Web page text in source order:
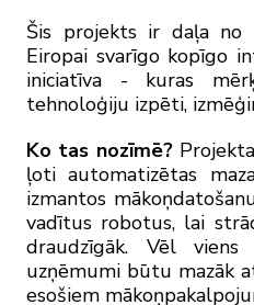
Šis projekts ir daļa no
Eiropai svarīgo kopīgo
iniciatīva - kuras
tehnoloģiju izpēti,
Ko tas nozīmē?
ļoti automatizētas
izmantos
vadītus robotus, lai
draudzīgāk. Vēl
uzņēmumi būtu mazāk
esošiem